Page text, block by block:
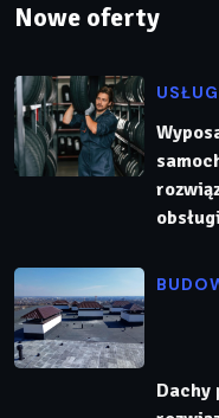
Nowe oferty
Dachy